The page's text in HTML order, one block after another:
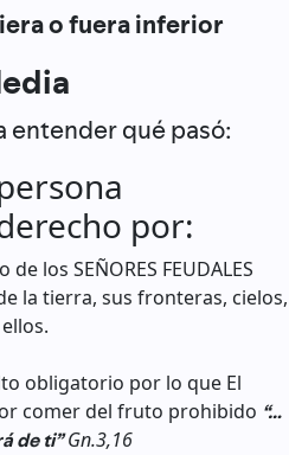
o fuera inferior
entender qué pasó:
por:
los SEÑORES FEUDALES
la tierra, sus fronteras, cielos,
obligatorio por lo que El
comer del fruto prohibido “…
de ti”Gn.3,16